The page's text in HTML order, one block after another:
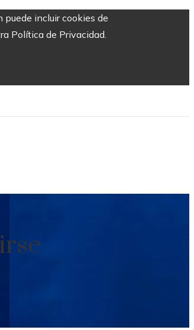
incluir cookies de
Política de Privacidad.